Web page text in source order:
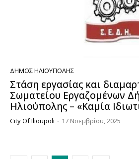
ΔΉΜΟΣ ΗΛΙΟΎΠΟΛΗΣ
Στάση εργασίας και
Σωματείου Εργαζομένων
Ηλιούπολης – «Καμία
City Of Ilioupoli - 17 Νοεμβρίου, 2025